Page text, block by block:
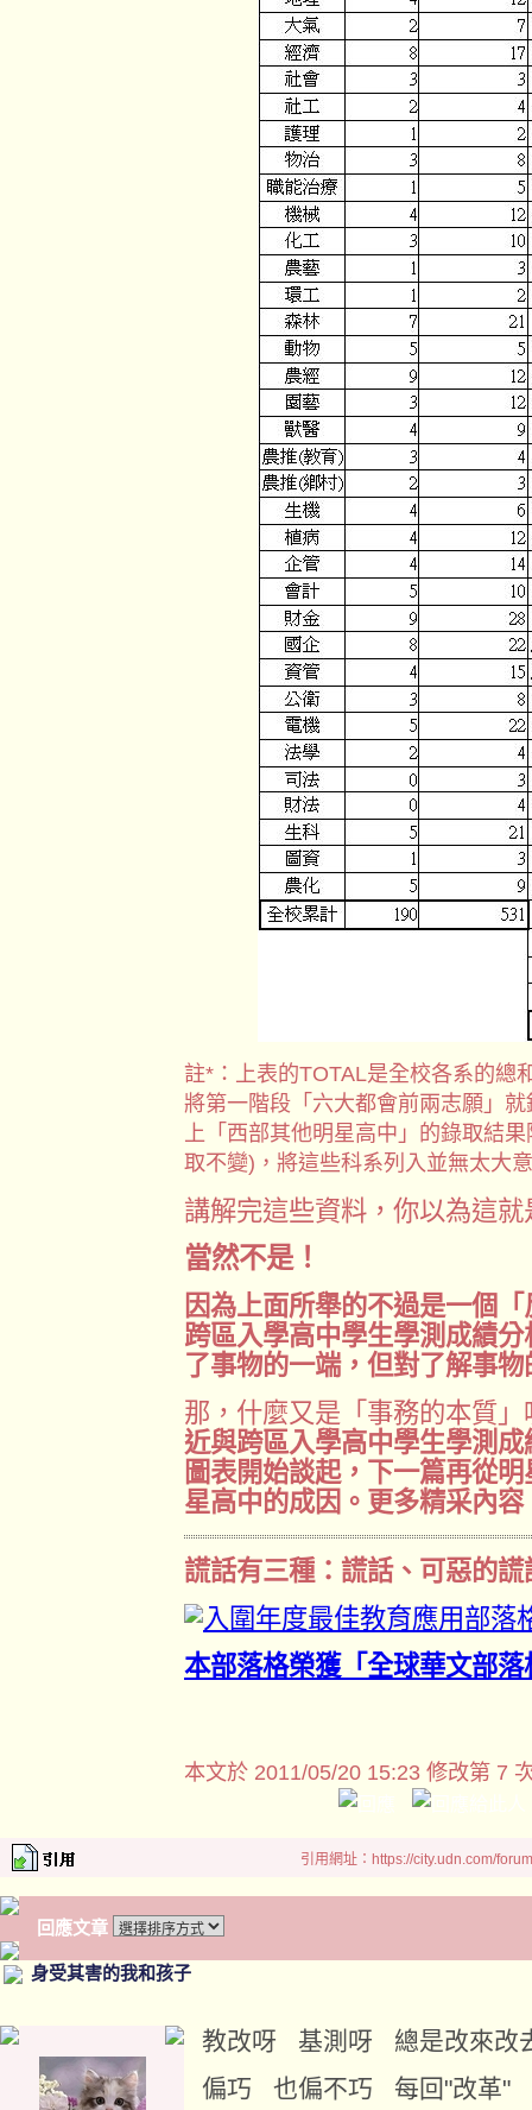
註*：上表的TOTAL是全校各系的總
將第一階段「六大都會前兩志願」
上「西部其他明星高中」的錄取結
取不變)，將這些科系列入並無太大
講解完這些資料，你以為這
當然不是！
因為上面所舉的不過是一個
跨區入學高中學生學測成績
了事物的一端，但對了解事
那，什麼又是「事務的本質
近與跨區入學高中學生學測
圖表開始談起，下一篇再從
星高中的成因。更多精采內容
謊話有三種：謊話、可惡的
本部落格榮獲「全球華文部
本文於 2011/05/20 15:23 修改第 7
引用網址：https://city.udn.com/
回應文章
身受其害的我和孩子
教改呀 基測呀 總是改來改
偏巧 也偏不巧 每回"改革"